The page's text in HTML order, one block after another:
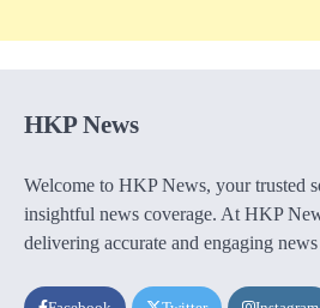
HKP News
Welcome to HKP News, your trusted
insightful news coverage. At HKP
delivering accurate and engaging